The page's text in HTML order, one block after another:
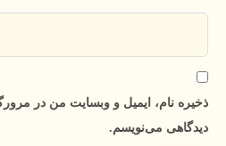
ذخیره نام، ایمیل و وبسایت من در
دیدگاهی می‌نویسم.